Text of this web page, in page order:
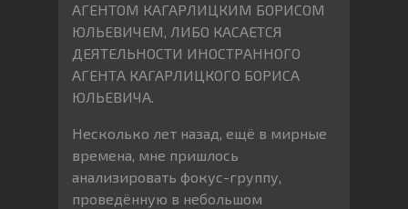
АГЕНТОМ КАГАРЛИЦКИМ БОРИСОМ
ЮЛЬЕВИЧЕМ, ЛИБО КАСАЕТСЯ
ДЕЯТЕЛЬНОСТИ ИНОСТРАННОГО
АГЕНТА КАГАРЛИЦКОГО БОРИСА
ЮЛЬЕВИЧА.
Несколько лет назад, ещё в мирные
времена, мне пришлось
анализировать фокус-группу,
проведённую в небольшом